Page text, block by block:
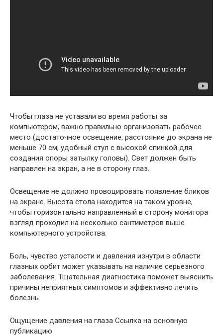
Чтобы глаза не уставали во время работы за
компьютером, важно правильно организовать рабочее
место (достаточное освещение, расстояние до экрана не
меньше 70 см, удобный стул с высокой спинкой для
создания опоры затылку головы). Свет должен быть
направлен на экран, а не в сторону глаз.
Освещение не должно провоцировать появление бликов
на экране. Высота стола находится на таком уровне,
чтобы горизонтально направленный в сторону монитора
взгляд проходил на несколько сантиметров выше
компьютерного устройства.
Боль, чувство усталости и давления изнутри в области
глазных орбит может указывать на наличие серьезного
заболевания. Тщательная диагностика поможет выяснить
причины неприятных симптомов и эффективно лечить
болезнь.
Ощущение давления на глаза Ссылка на основную
публикацию